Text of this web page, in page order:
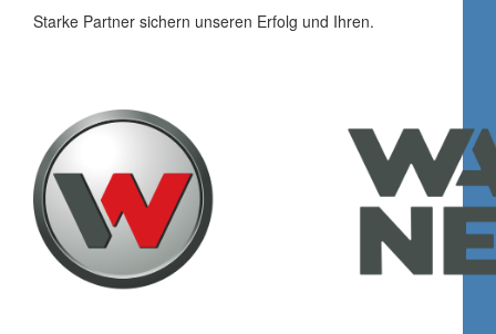
Starke Partner sichern unseren Erfolg und Ihren.